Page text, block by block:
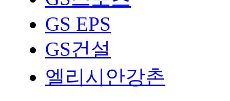
GS EPS
GS건설
엘리시안강촌